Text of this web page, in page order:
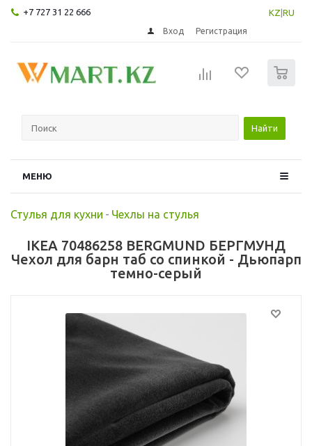
+7 727 31 22 666 KZ RU
Вход Регистрация
Найти
МЕНЮ
Стулья для кухни - Чехлы на стулья
IKEA 70486258 BERGMUND БЕРГМУНД
Чехол для барн таб со спинкой - Дьюпарп
темно-серый